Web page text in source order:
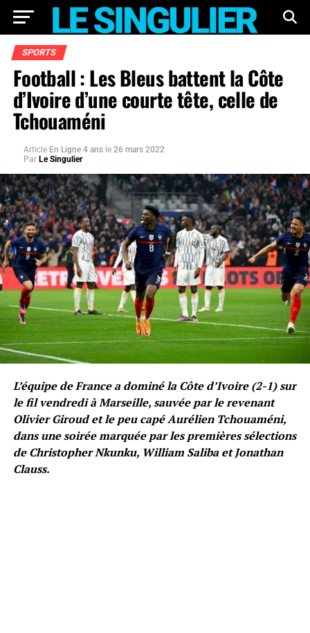
SPORTS
Football : Les Bleus battent la Côte
d’Ivoire d’une courte tête, celle de
Tchouaméni
Article En Ligne 4 ans le 26 mars 2022
Par Le Singulier
L’équipe de France a dominé la Côte d’Ivoire (2-1) sur
le fil vendredi à Marseille, sauvée par le revenant
Olivier Giroud et le peu capé Aurélien Tchouaméni,
dans une soirée marquée par les premières sélections
de Christopher Nkunku, William Saliba et Jonathan
Clauss.